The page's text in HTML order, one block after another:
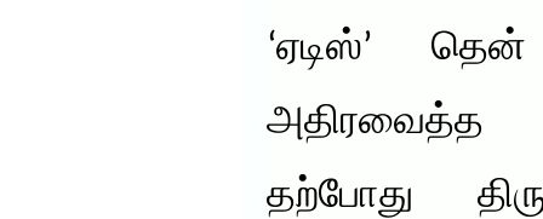
‘ஏடிஸ்’
அதிரவைத்த
தற்போது